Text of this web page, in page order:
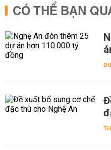
CÓ THỂ BẠN